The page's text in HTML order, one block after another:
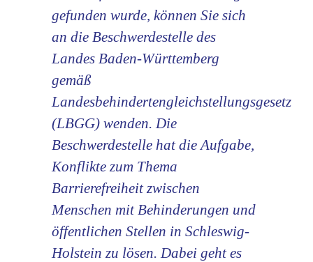
gefunden wurde, können Sie sich
an die Beschwerdestelle des
Landes Baden-Württemberg
gemäß
Landesbehindertengleichstellungsgesetz
(LBGG) wenden. Die
Beschwerdestelle hat die Aufgabe,
Konflikte zum Thema
Barrierefreiheit zwischen
Menschen mit Behinderungen und
öffentlichen Stellen in Schleswig-
Holstein zu lösen. Dabei geht es